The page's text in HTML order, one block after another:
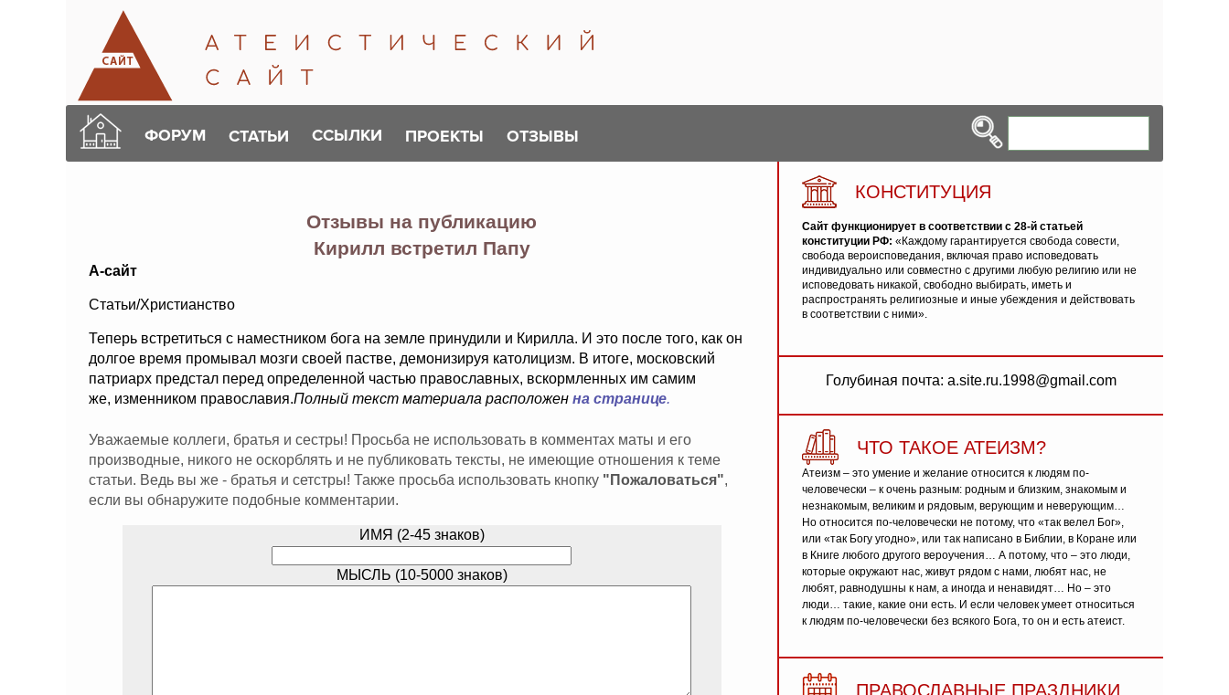
ФОРУМ СТАТЬИ ССЫЛКИ ПРОЕКТЫ ОТЗЫВЫ
Отзывы на публикацию
Кирилл встретил Папу
А-сайт
Статьи/Христианство
Теперь встретиться с наместником бога на земле принудили и Кирилла. И это после того, как он
долгое время промывал мозги своей пастве, демонизируя католицизм. В итоге, московский
патриарх предстал перед определенной частью православных, вскормленных им самим
же, изменником православия.Полный текст материала расположен на странице.
Уважаемые коллеги, братья и сестры! Просьба не использовать в комментах маты и его
производные, никого не оскорблять и не публиковать тексты, не имеющие отношения к теме
статьи. Ведь вы же - братья и сетстры! Также просьба использовать кнопку "Пожаловаться",
если вы обнаружите подобные комментарии.
ИМЯ (2-45 знаков)
МЫСЛЬ (10-5000 знаков)
КОНСТИТУЦИЯ
Сайт функционирует в соответствии с 28-й статьей
конституции РФ: «Каждому гарантируется свобода совести,
свобода вероисповедания, включая право исповедовать
индивидуально или совместно с другими любую религию или не
исповедовать никакой, свободно выбирать, иметь и
распространять религиозные и иные убеждения и действовать
в соответствии с ними».
Голубиная почта: a.site.ru.1998@gmail.com
ЧТО ТАКОЕ АТЕИЗМ?
Атеизм – это умение и желание относится к людям по-
человечески – к очень разным: родным и близким, знакомым и
незнакомым, великим и рядовым, верующим и неверующим…
Но относится по-человечески не потому, что «так велел Бог»,
или «так Богу угодно», или так написано в Библии, в Коране или
в Книге любого другого вероучения… А потому, что – это люди,
которые окружают нас, живут рядом с нами, любят нас, не
любят, равнодушны к нам, а иногда и ненавидят… Но – это
люди… такие, какие они есть. И если человек умеет относиться
к людям по-человечески без всякого Бога, то он и есть атеист.
ПРАВОСЛАВНЫЕ ПРАЗДНИКИ